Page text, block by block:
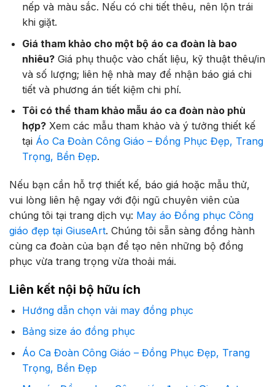
nếp và màu sắc. Nếu có chi tiết thêu, nên lộn trái
khi giặt.
Giá tham khảo cho một bộ áo ca đoàn là bao
nhiêu?Giá phụ thuộc vào chất liệu, kỹ thuật thêu/in
và số lượng; liên hệ nhà may để nhận báo giá chi
tiết và phương án tiết kiệm chi phí.
Tôi có thể tham khảo mẫu áo ca đoàn nào phù
hợp?Xem các mẫu tham khảo và ý tưởng thiết kế
tại Áo Ca Đoàn Công Giáo – Đồng Phục Đẹp, Trang
Trọng, Bền Đẹp.
Nếu bạn cần hỗ trợ thiết kế, báo giá hoặc mẫu thử,
vui lòng liên hệ ngay với đội ngũ chuyên viên của
chúng tôi tại trang dịch vụ: May áo Đồng phục Công
giáo đẹp tại GiuseArt. Chúng tôi sẵn sàng đồng hành
cùng ca đoàn của bạn để tạo nên những bộ đồng
phục vừa trang trọng vừa thoải mái.
Liên kết nội bộ hữu ích
Hướng dẫn chọn vải may đồng phục
Bảng size áo đồng phục
Áo Ca Đoàn Công Giáo – Đồng Phục Đẹp, Trang
Trọng, Bền Đẹp